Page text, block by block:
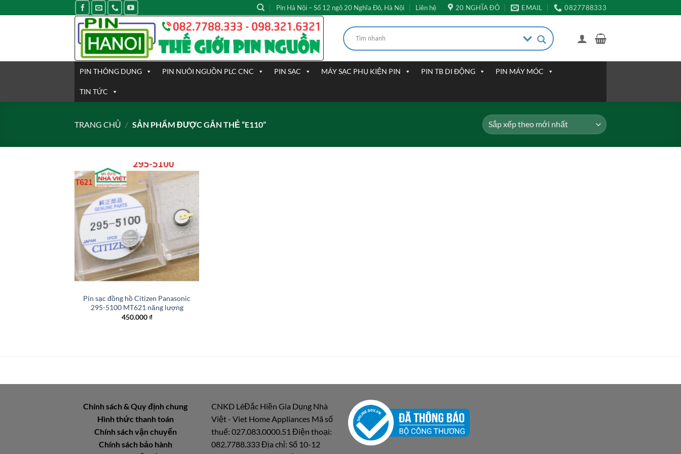
qua
Pin Hà Nội – Số 12 ngõ 20 Nghĩa Đô, Hà Nội Liên hệ 20 NGHĨA ĐÔ EMAIL 0827788333
PIN THÔNG DỤNG PIN NUÔI NGUỒN PLC CNC PIN SẠC MÁY SẠC PHỤ KIỆN PIN PIN TB DI ĐỘNG PIN MÁY MÓC
TIN TỨC
TRANG CHỦ / SẢN PHẨM ĐƯỢC GẮN THẺ “E110”
Pin sạc đồng hồ Citizen Panasonic
295-5100 MT621 năng lượng
450.000₫
Chính sách & Quy định chung
Hình thức thanh toán
Chính sách vận chuyển
Chính sách bảo hành
CNKD LêĐắc Hiền Gia Dụng Nhà
Việt - Viet Home Appliances Mã số
thuế: 027.083.0000.51 Điện thoại:
082.7788.333 Địa chỉ: Số 10-12